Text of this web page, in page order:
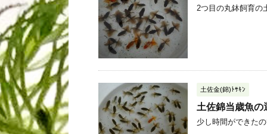
2つ目の丸鉢飼育の
土佐金(錦)ﾄｻｷﾝ
土佐錦当歳魚の
少し時間ができた